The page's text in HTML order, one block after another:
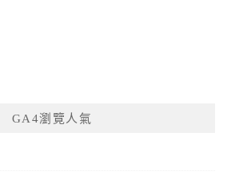
GA4瀏覽人氣